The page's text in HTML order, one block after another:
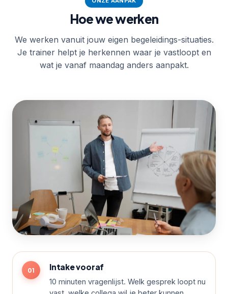
Hoe we werken
We werken vanuit jouw eigen begeleidings-situaties.
Je trainer helpt je herkennen waar je vastloopt en
wat je vanaf maandag anders aanpakt.
Intake vooraf
10 minuten vragenlijst. Welk gesprek loopt nu